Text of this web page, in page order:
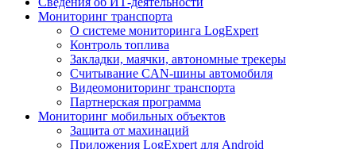
Мониторинг транспорта
О системе мониторинга LogExpert
Контроль топлива
Закладки, маячки, автономные трекеры
Считывание CAN-шины автомобиля
Видеомониторинг транспорта
Партнерская программа
Мониторинг мобильных объектов
Защита от махинаций
Приложения LogExpert для Android